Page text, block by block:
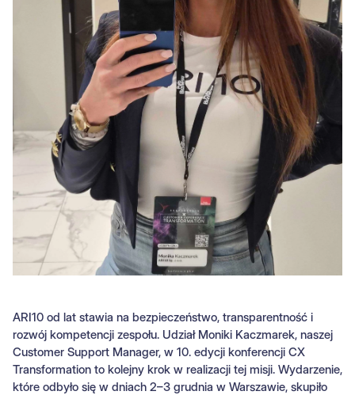
ARI10 od lat stawia na bezpieczeństwo, transparentność i
rozwój kompetencji zespołu. Udział Moniki Kaczmarek, naszej
Customer Support Manager, w 10. edycji konferencji CX
Transformation to kolejny krok w realizacji tej misji. Wydarzenie,
które odbyło się w dniach 2–3 grudnia w Warszawie, skupiło